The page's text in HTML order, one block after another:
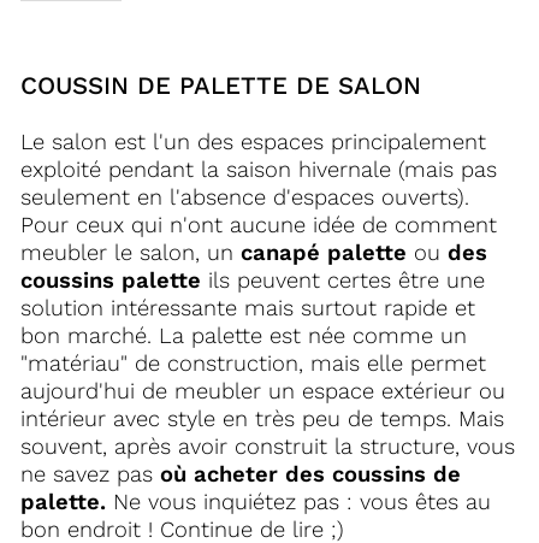
COUSSIN DE PALETTE DE SALON
Le salon est l'un des espaces principalement
exploité pendant la saison hivernale (mais pas
seulement en l'absence d'espaces ouverts).
Pour ceux qui n'ont aucune idée de comment
meubler le salon, un canapé palette ou des
coussins palette ils peuvent certes être une
solution intéressante mais surtout rapide et
bon marché. La palette est née comme un
"matériau" de construction, mais elle permet
aujourd'hui de meubler un espace extérieur ou
intérieur avec style en très peu de temps. Mais
souvent, après avoir construit la structure, vous
ne savez pas où acheter des coussins de
palette. Ne vous inquiétez pas : vous êtes au
bon endroit ! Continue de lire ;)